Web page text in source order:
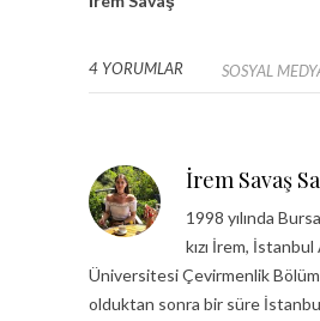
4 YORUMLAR SOSYAL
İrem Savaş
1998 yılında
kızı İrem, İstanbul
Üniversitesi Çevirmenlik
olduktan sonra bir süre